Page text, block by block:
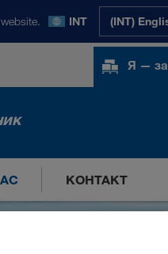
INT (INT)
Я —
КОНТАКТ